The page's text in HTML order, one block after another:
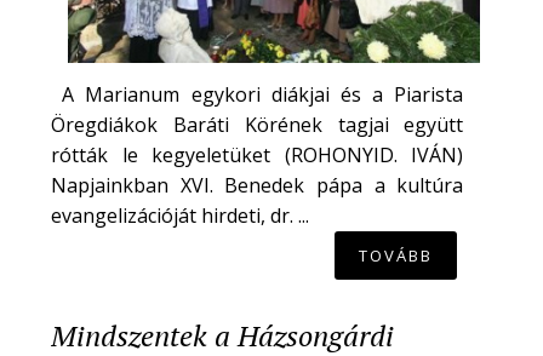
A Marianum egykori diákjai és a Piarista
Öregdiákok Baráti Körének tagjai együtt
rótták le kegyeletüket (ROHONYID. IVÁN)
Napjainkban XVI. Benedek pápa a kultúra
evangelizációját hirdeti, dr. ...
TOVÁBB
Mindszentek a Házsongárdi